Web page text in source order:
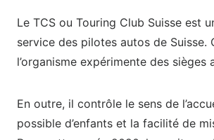
Le TCS ou Touring Club Suisse est
service des pilotes autos de Suisse.
l’organisme expérimente des sièges
En outre, il contrôle le sens de
possible d’enfants et la facilité de